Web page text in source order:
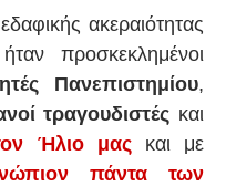
ακεραιότητας
προσκεκλημένοι
Πανεπιστημίου,
τραγουδιστές και
Ήλιο μας και με
πάντα των